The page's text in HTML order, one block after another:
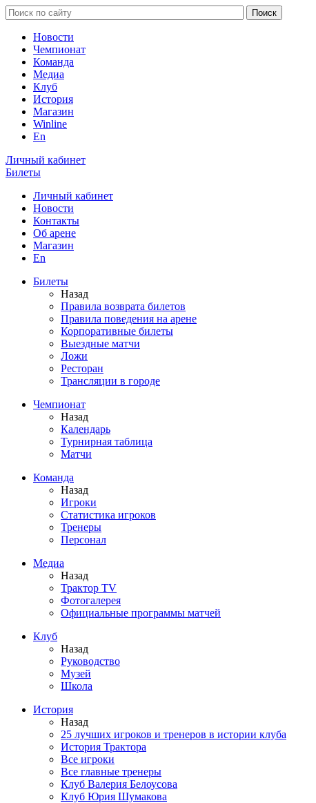
Новости
Чемпионат
Команда
Медиа
Клуб
История
Магазин
Winline
En
Личный кабинет
Билеты
Личный кабинет
Новости
Контакты
Об арене
Магазин
En
Билеты
Назад
Правила возврата билетов
Правила поведения на арене
Корпоративные билеты
Выездные матчи
Ложи
Ресторан
Трансляции в городе
Чемпионат
Назад
Календарь
Турнирная таблица
Матчи
Команда
Назад
Игроки
Статистика игроков
Тренеры
Персонал
Медиа
Назад
Трактор TV
Фотогалерея
Официальные программы матчей
Клуб
Назад
Руководство
Музей
Школа
История
Назад
25 лучших игроков и тренеров в истории клуба
История Трактора
Все игроки
Все главные тренеры
Клуб Валерия Белоусова
Клуб Юрия Шумакова